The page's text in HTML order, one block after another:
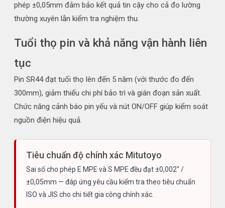
phép ±0,05mm đảm bảo kết quả tin cậy cho cả đo lường
thường xuyên lẫn kiểm tra nghiệm thu.
Tuổi thọ pin và khả năng vận hành liên
tục
Pin SR44 đạt tuổi thọ lên đến 5 năm (với thước đo đến
300mm), giảm thiểu chi phí bảo trì và gián đoạn sản xuất.
Chức năng cảnh báo pin yếu và nút ON/OFF giúp kiểm soát
nguồn điện hiệu quả.
Tiêu chuẩn độ chính xác Mitutoyo
Sai số cho phép E MPE và S MPE đều đạt ±0,002" /
±0,05mm — đáp ứng yêu cầu kiểm tra theo tiêu chuẩn
ISO và JIS cho chi tiết gia công chính xác.